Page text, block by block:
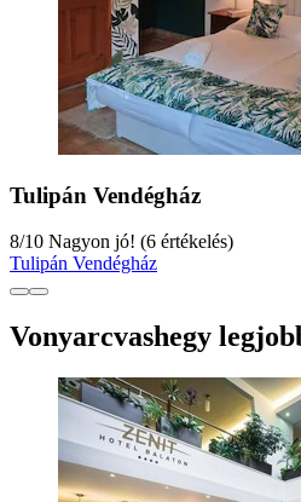
Tulipán Vendégház
8/10 Nagyon jó! (6 értékelés)
Tulipán Vendégház
Vonyarcvashegy